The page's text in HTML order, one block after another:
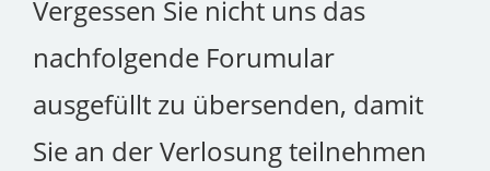
Vergessen Sie nicht uns das
nachfolgende Forumular
ausgefüllt zu übersenden, damit
Sie an der Verlosung teilnehmen